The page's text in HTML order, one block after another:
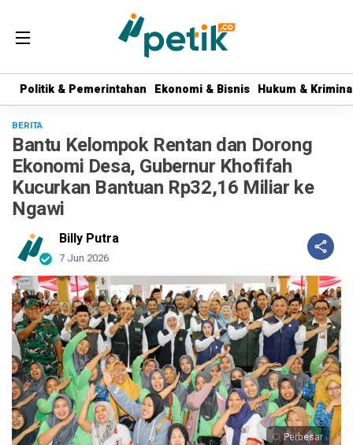
Politik & Pemerintahan Ekonomi & Bisnis Hukum &
Politik & Pemerintahan Ekonomi & Bisnis Hukum &
BERITA
Bantu Kelompok Rentan dan Dorong
Ekonomi Desa, Gubernur Khofifah
Kucurkan Bantuan Rp32,16 Miliar ke
Ngawi
Billy Putra
7 Jun 2026
Perbesar